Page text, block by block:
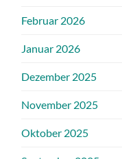
Februar 2026
Januar 2026
Dezember 2025
November 2025
Oktober 2025